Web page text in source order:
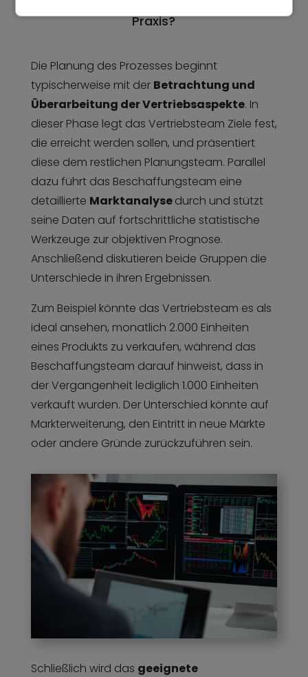
Praxis?
Die Planung des Prozesses beginnt
typischerweise mit der Betrachtung und
Überarbeitung der Vertriebsaspekte. In
dieser Phase legt das Vertriebsteam Ziele fest,
die erreicht werden sollen, und präsentiert
diese dem restlichen Planungsteam. Parallel
dazu führt das Beschaffungsteam eine
detaillierte Marktanalysedurch und stützt
seine Daten auf fortschrittliche statistische
Werkzeuge zur objektiven Prognose.
Anschließend diskutieren beide Gruppen die
Unterschiede in ihren Ergebnissen.
Zum Beispiel könnte das Vertriebsteam es als
ideal ansehen, monatlich 2.000 Einheiten
eines Produkts zu verkaufen, während das
Beschaffungsteam darauf hinweist, dass in
der Vergangenheit lediglich 1.000 Einheiten
verkauft wurden. Der Unterschied könnte auf
Markterweiterung, den Eintritt in neue Märkte
oder andere Gründe zurückzuführen sein.
Schließlich wird das geeignete